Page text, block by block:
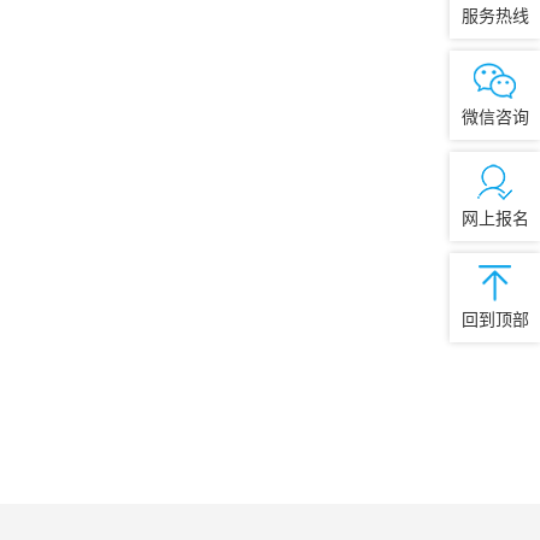
服务热线
微信咨询
网上报名
回到顶部